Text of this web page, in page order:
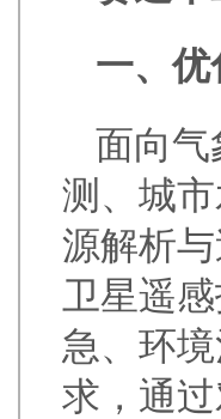
一、
面向气
测、城
源解析
卫星遥
急、环
求，通